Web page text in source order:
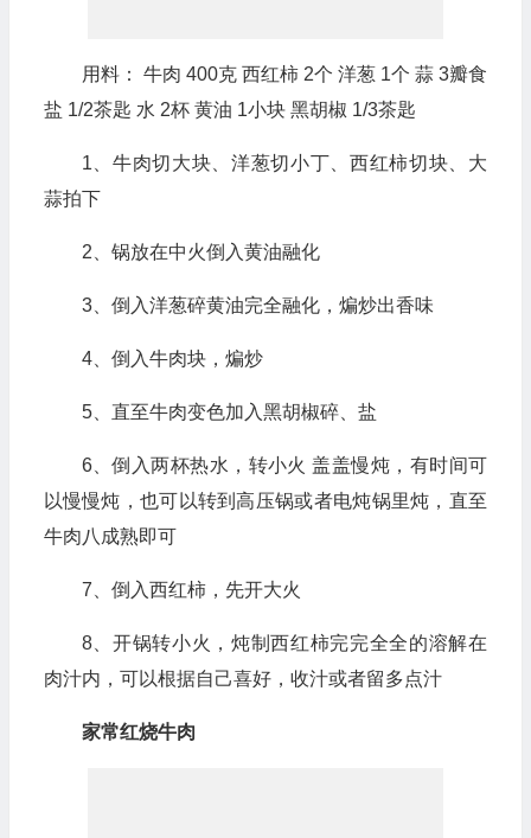
用料： 牛肉 400克 西红柿 2个 洋葱 1个 蒜 3瓣食
盐 1/2茶匙 水 2杯 黄油 1小块 黑胡椒 1/3茶匙
1、牛肉切大块、洋葱切小丁、西红柿切块、大
蒜拍下
2、锅放在中火倒入黄油融化
3、倒入洋葱碎黄油完全融化，煸炒出香味
4、倒入牛肉块，煸炒
5、直至牛肉变色加入黑胡椒碎、盐
6、倒入两杯热水，转小火 盖盖慢炖，有时间可
以慢慢炖，也可以转到高压锅或者电炖锅里炖，直至
牛肉八成熟即可
7、倒入西红柿，先开大火
8、开锅转小火，炖制西红柿完完全全的溶解在
肉汁内，可以根据自己喜好，收汁或者留多点汁
家常红烧牛肉